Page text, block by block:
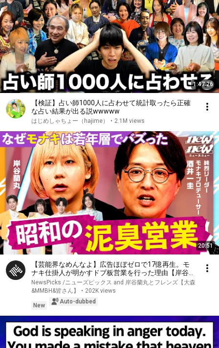
1:47:26
【検証】占い師1000人に占わせて統計取ったら正確
な占い結果が出る説wwwww
はじめしゃちょー（hajime） • 2.1M views
20:51
【芸能界なめんなよ】広告ほぼゼロで17億再生。モ
ナキ仕掛人が明かすドブ板営業を行った理由【岸谷蘭
丸/望月優夢】
NewsPicks /ニューズピックス and 岸谷蘭丸とフレンズ【大森
&MMBH&皆さん】
• 202K views
New
Auto-dubbed